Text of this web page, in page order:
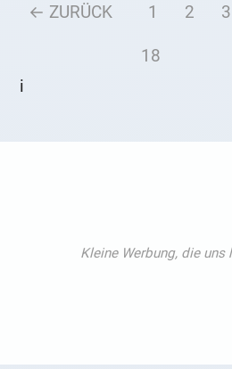
← ZURÜCK 1 2 3
18
i